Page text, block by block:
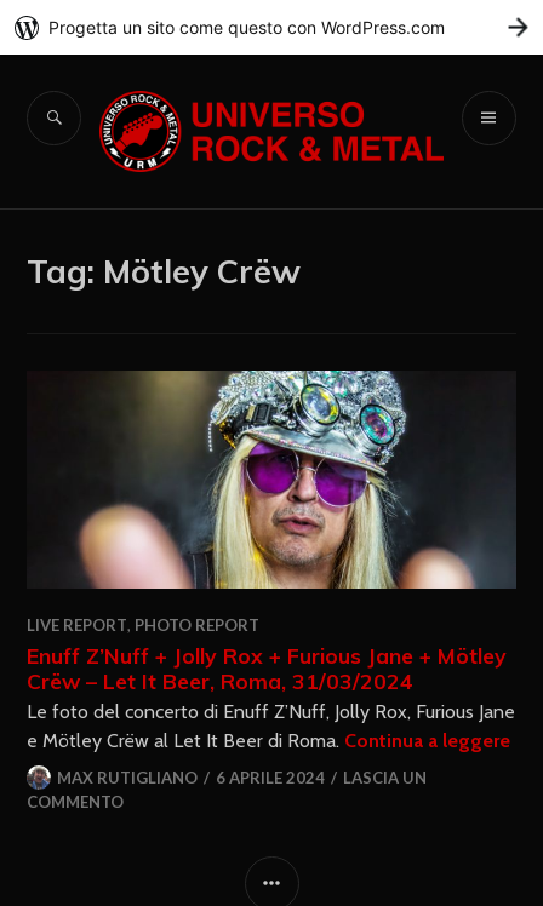
Universo Rock &
Metal
Tag: Mötley Crëw
LIVE REPORT, PHOTO REPORT
Enuff Z’Nuff + Jolly Rox + Furious Jane + Mötley
Crëw – Let It Beer, Roma, 31/03/2024
Le foto del concerto di Enuff Z’Nuff, Jolly Rox, Furious Jane
e Mötley Crëw al Let It Beer di Roma. Continua a leggere
MAX RUTIGLIANO 6 APRILE 2024
LASCIA UN
COMMENTO
Progetta un sito come questo con WordPress.com